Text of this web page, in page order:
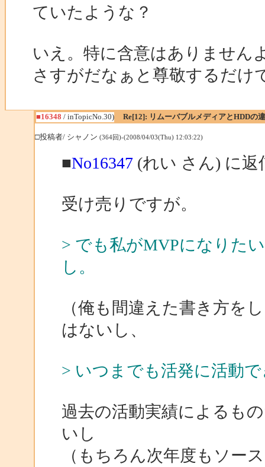
ていたような？
いえ。特に含意はありません
さすがだなぁと尊敬するだけ
■16348 / inTopicNo.30) Re[12]: リムーバブルメディアとHDDの
□投稿者/ シャノン (364回)-(2008/04/03(Thu) 12:03:22)
■No16347(れい さん) に返
受け売りですが。
> でも私がMVPになりた
し。
（俺も間違えた書き方を
はないし、
> いつまでも活発に活動
過去の活動実績によるも
いし
（もちろん次年度もソー